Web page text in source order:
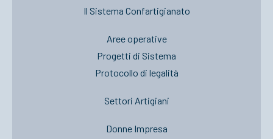
Il Sistema Confartigianato
Aree operative
Progetti di Sistema
Protocollo di legalità
Settori Artigiani
Donne Impresa